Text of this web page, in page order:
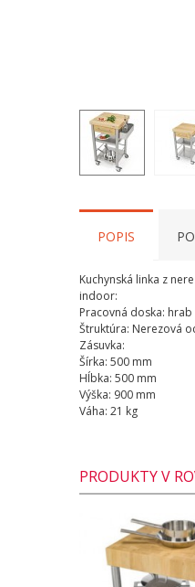
POPIS
Kuchynská linka z
indoor:
Pracovná doska: hrab
Štruktúra: Nerezová
Zásuvka:
Šírka: 500 mm
Hĺbka: 500 mm
Výška: 900 mm
Váha: 21 kg
PRODUKTY V